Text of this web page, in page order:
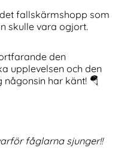
fallskärmshopp som
skulle vara ogjort.
den
upplevelsen och den
har känt! 🪂
fåglarna sjunger!!